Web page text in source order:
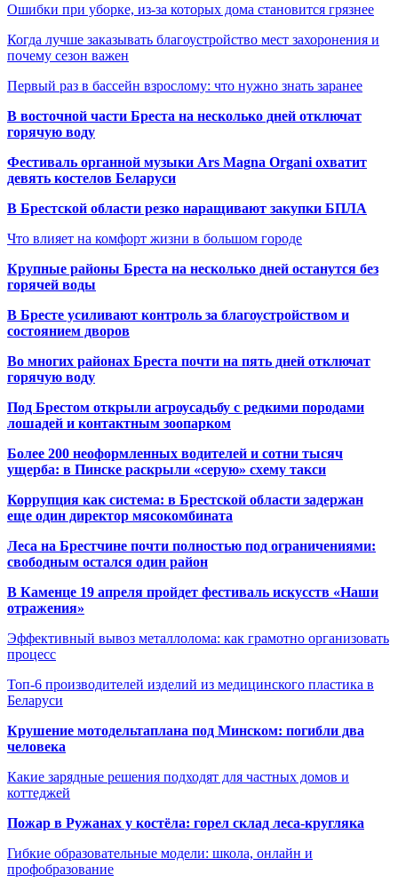
Ошибки при уборке, из-за которых дома становится грязнее
Когда лучше заказывать благоустройство мест захоронения и
почему сезон важен
Первый раз в бассейн взрослому: что нужно знать заранее
В восточной части Бреста на несколько дней отключат
горячую воду
Фестиваль органной музыки Ars Magna Organi охватит
девять костелов Беларуси
В Брестской области резко наращивают закупки БПЛА
Что влияет на комфорт жизни в большом городе
Крупные районы Бреста на несколько дней останутся без
горячей воды
В Бресте усиливают контроль за благоустройством и
состоянием дворов
Во многих районах Бреста почти на пять дней отключат
горячую воду
Под Брестом открыли агроусадьбу с редкими породами
лошадей и контактным зоопарком
Более 200 неоформленных водителей и сотни тысяч
ущерба: в Пинске раскрыли «серую» схему такси
Коррупция как система: в Брестской области задержан
еще один директор мясокомбината
Леса на Брестчине почти полностью под ограничениями:
свободным остался один район
В Каменце 19 апреля пройдет фестиваль искусств «Наши
отражения»
Эффективный вывоз металлолома: как грамотно организовать
процесс
Топ-6 производителей изделий из медицинского пластика в
Беларуси
Крушение мотодельтаплана под Минском: погибли два
человека
Какие зарядные решения подходят для частных домов и
коттеджей
Пожар в Ружанах у костёла: горел склад леса-кругляка
Гибкие образовательные модели: школа, онлайн и
профобразование